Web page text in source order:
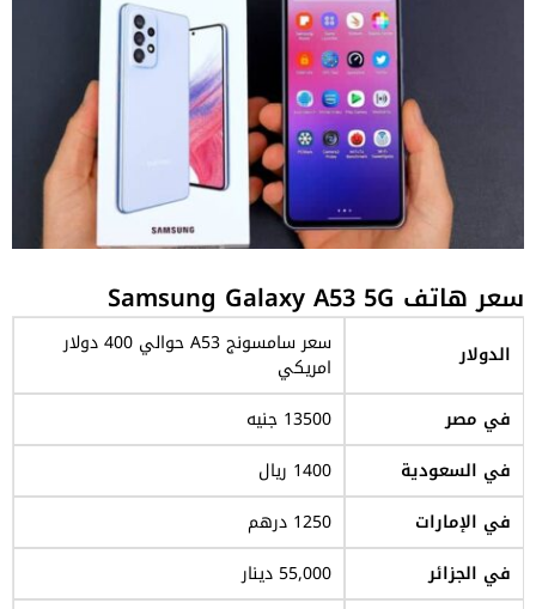
سعر هاتف Samsung Galaxy A53 5G
الدولار سعر سامسونج A53 حوالي 400 دولار
امريكي
في مصر
13500 جنيه
في السعودية
1400 ريال
في الإمارات
1250 درهم
في الجزائر
55,000 دينار